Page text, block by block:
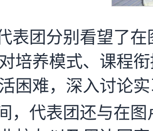
表团分别看望了
培养模式、课程
困难，深入讨论
，代表团还与在